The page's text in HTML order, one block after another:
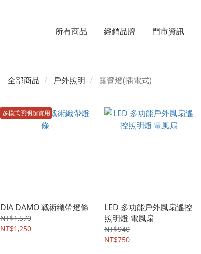
所有商品 經銷品牌 門市資訊
全部商品 戶外照明 露營燈(插電式)
多模式照明超實用
DIA DAMO 戰術織帶燈條
NT$1,570
NT$1,250
LED 多功能戶外風扇遙控
照明燈 電風扇
NT$940
NT$750